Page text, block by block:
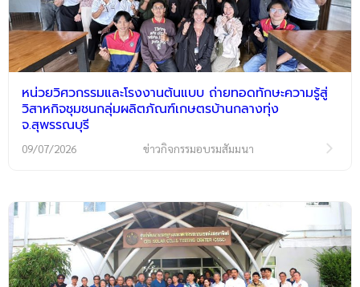
หน่วยวิศวกรรมและโรงงานต้นแบบ ถ่ายทอดทักษะความรู้สู่
วิสาหกิจชุมชนกลุ่มผลิตภัณฑ์เกษตรบ้านกลางทุ่ง
จ.สุพรรณบุรี
09/07/2026 ข่าวกิจกรรมอบรมสัมมนา